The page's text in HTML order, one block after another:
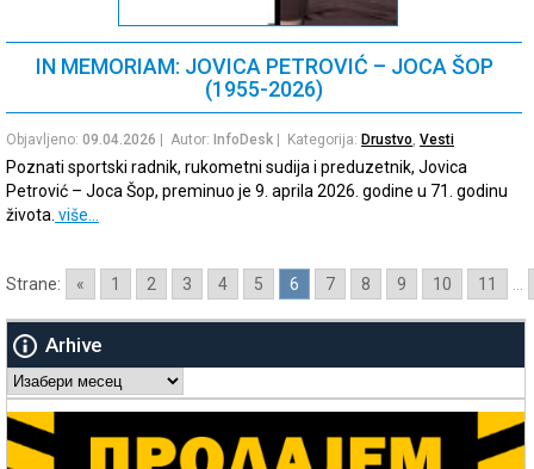
IN MEMORIAM: JOVICA PETROVIĆ – JOCA ŠOP
(1955-2026)
Objavljeno: 09.04.2026 | Autor: InfoDesk | Kategorija: Drustvo Vesti
Poznati sportski radnik, rukometni sudija i preduzetnik, Jovica
Petrović – Joca Šop, preminuo je 9. aprila 2026. godine u 71. godinu
života. više…
Strane: « 1 2 3 4 5 6 7 8 9 10 11
Arhive
Arhive